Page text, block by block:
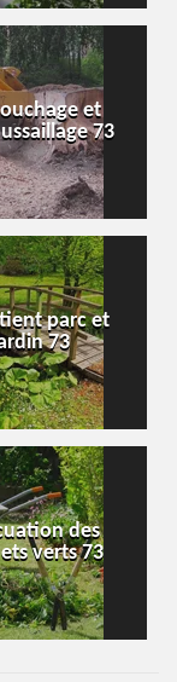
et
73
parc et
73
des
verts 73